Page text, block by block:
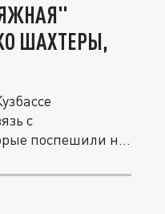
ШАХТЕРЫ,
с
поспешили на